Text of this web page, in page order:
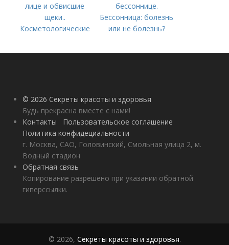
лице и обвисшие
щеки..
Косметологические
бессоннице.
Бессонница: болезнь
или не болезнь?
© 2026 Секреты красоты и здоровья
Будь прекрасна вместе с нами!
Контакты
Пользовательское соглашение
Политика конфидециальности
г. Москва, САО, Головинский, Смольная улица 2, м.
Водный стадион
Обратная связь
Копирование разрешено при указании обратной
гиперссылки.
© 2026, Секреты красоты и здоровья.